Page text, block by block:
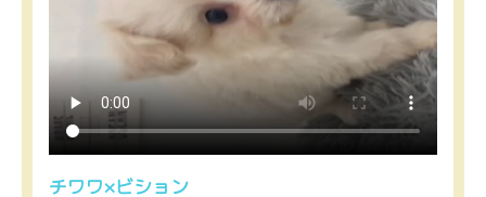
チワワ×ビション